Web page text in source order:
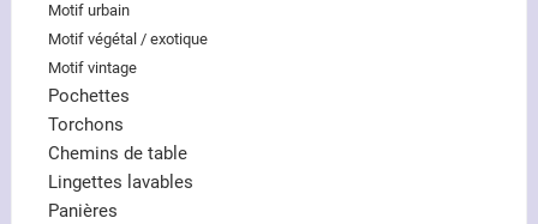
Motif urbain
Motif végétal / exotique
Motif vintage
Pochettes
Torchons
Chemins de table
Lingettes lavables
Panières